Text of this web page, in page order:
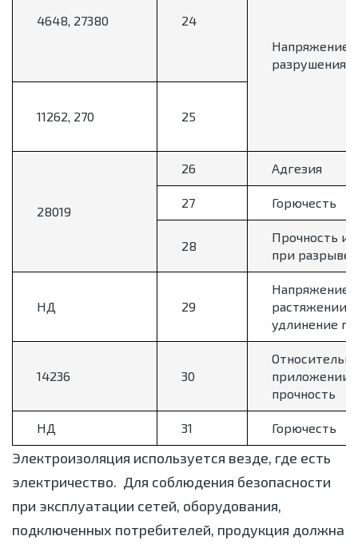
4648, 27380
24
Напряжение
разрушения
11262, 270 25
28019
26 Адгезия
27 Горючесть
28
Прочность и
при разрыве
НД 29
Напряжение
растяжении
удлинение
14236 30
приложении
прочность
НД 31 Горючесть
Электроизоляция используется везде, где есть
электричество. Для соблюдения безопасности
при эксплуатации сетей, оборудования,
подключенных потребителей, продукция должна